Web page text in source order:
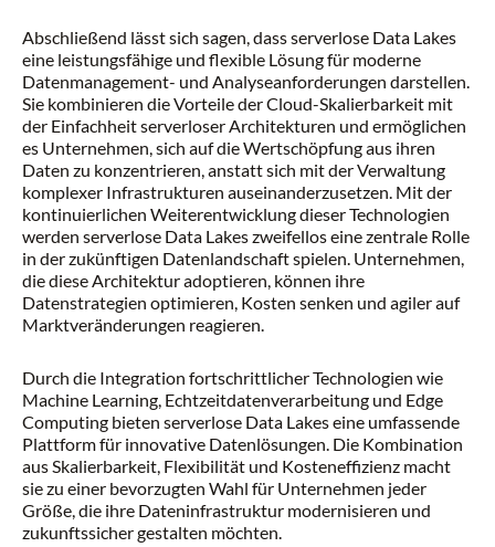
Abschließend lässt sich sagen, dass serverlose Data Lakes
eine leistungsfähige und flexible Lösung für moderne
Datenmanagement- und Analyseanforderungen darstellen.
Sie kombinieren die Vorteile der Cloud-Skalierbarkeit mit
der Einfachheit serverloser Architekturen und ermöglichen
es Unternehmen, sich auf die Wertschöpfung aus ihren
Daten zu konzentrieren, anstatt sich mit der Verwaltung
komplexer Infrastrukturen auseinanderzusetzen. Mit der
kontinuierlichen Weiterentwicklung dieser Technologien
werden serverlose Data Lakes zweifellos eine zentrale Rolle
in der zukünftigen Datenlandschaft spielen. Unternehmen,
die diese Architektur adoptieren, können ihre
Datenstrategien optimieren, Kosten senken und agiler auf
Marktveränderungen reagieren.
Durch die Integration fortschrittlicher Technologien wie
Machine Learning, Echtzeitdatenverarbeitung und Edge
Computing bieten serverlose Data Lakes eine umfassende
Plattform für innovative Datenlösungen. Die Kombination
aus Skalierbarkeit, Flexibilität und Kosteneffizienz macht
sie zu einer bevorzugten Wahl für Unternehmen jeder
Größe, die ihre Dateninfrastruktur modernisieren und
zukunftssicher gestalten möchten.